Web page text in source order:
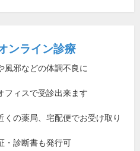
ンライン診療
風邪などの体調不良に
フィスで受診出来ます
くの薬局、宅配便でお受け取り
・診断書も発行可